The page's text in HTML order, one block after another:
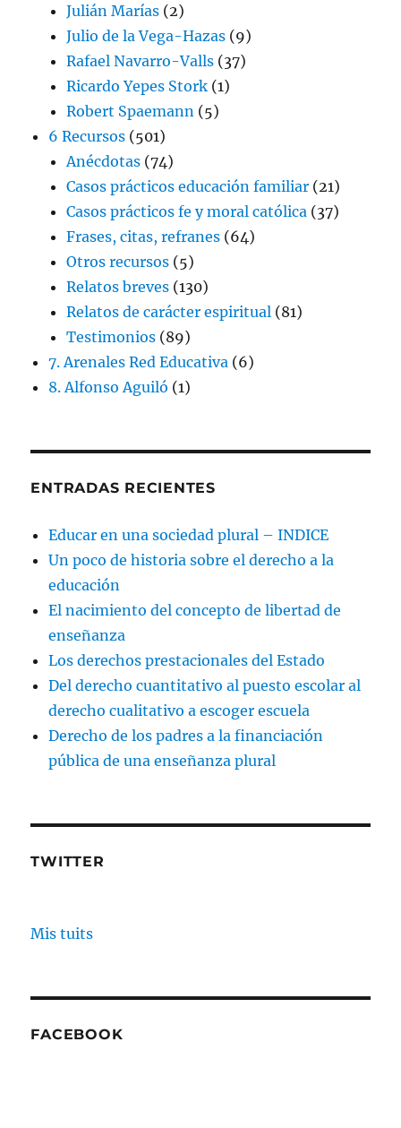
Julián Marías (2)
Julio de la Vega-Hazas (9)
Rafael Navarro-Valls (37)
Ricardo Yepes Stork (1)
Robert Spaemann (5)
6 Recursos (501)
Anécdotas (74)
Casos prácticos educación familiar (21)
Casos prácticos fe y moral católica (37)
Frases, citas, refranes (64)
Otros recursos (5)
Relatos breves (130)
Relatos de carácter espiritual (81)
Testimonios (89)
7. Arenales Red Educativa (6)
8. Alfonso Aguiló (1)
ENTRADAS RECIENTES
Educar en una sociedad plural – INDICE
Un poco de historia sobre el derecho a la
educación
El nacimiento del concepto de libertad de
enseñanza
Los derechos prestacionales del Estado
Del derecho cuantitativo al puesto escolar al
derecho cualitativo a escoger escuela
Derecho de los padres a la financiación
pública de una enseñanza plural
TWITTER
Mis tuits
FACEBOOK